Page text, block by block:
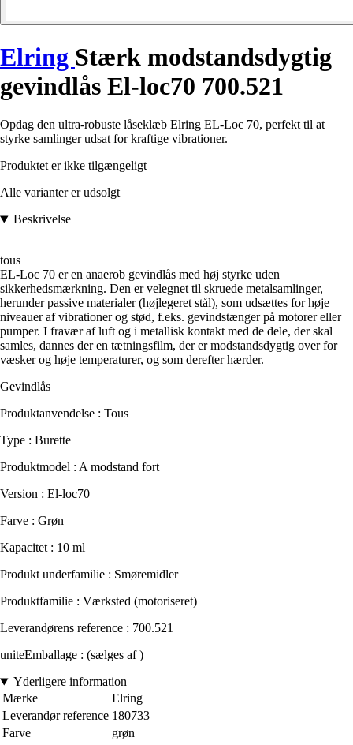
Elring Stærk modstandsdygtig
gevindlås El-loc70 700.521
Opdag den ultra-robuste låseklæb Elring EL-Loc 70, perfekt til at
styrke samlinger udsat for kraftige vibrationer.
Produktet er ikke tilgængeligt
Alle varianter er udsolgt
Beskrivelse
tous
EL-Loc 70 er en anaerob gevindlås med høj styrke uden
sikkerhedsmærkning. Den er velegnet til skruede metalsamlinger,
herunder passive materialer (højlegeret stål), som udsættes for høje
niveauer af vibrationer og stød, f.eks. gevindstænger på motorer eller
pumper. I fravær af luft og i metallisk kontakt med de dele, der skal
samles, dannes der en tætningsfilm, der er modstandsdygtig over for
væsker og høje temperaturer, og som derefter hærder.
Gevindlås
Produktanvendelse : Tous
Type : Burette
Produktmodel : A modstand fort
Version : El-loc70
Farve : Grøn
Kapacitet : 10 ml
Produkt underfamilie : Smøremidler
Produktfamilie : Værksted (motoriseret)
Leverandørens reference : 700.521
uniteEmballage : (sælges af )
Yderligere information
Mærke
Elring
Leverandør reference 180733
Farve
grøn